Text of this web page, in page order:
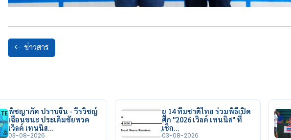
ข่าวสาร
พิชญาภัค ปราบจีน - วีรวิชญ์
เฉือนชนะ ประเดิมชัยหวด
เวิลด์ เทนนิส…
03-08-2026
ยู 14 ทีมชาติไทย ร่วมพิธีเปิด
ศึก "2026 เวิลด์ เทนนิส" ที่
เช็ก…
03-08-2026